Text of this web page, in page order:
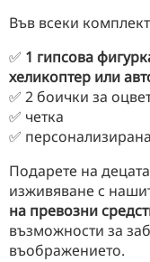
Във всеки
✅ 1 гипсова
хеликоптер или
✅ 2 боички за
✅ четка
✅
Подарете на
изживяване с
на превозни
възможности за
въображението.